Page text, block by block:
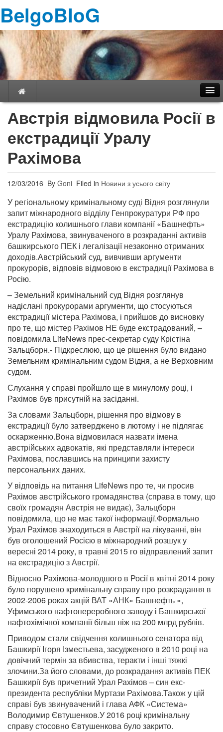
BelgoBloG
Навігація
Австрія відмовила Росії в
екстрадиції Уралу
Рахімова
12/03/2016 By Goni Filed in Новини з усього світу
У регіональному кримінальному суді Відня розглянули
запит міжнародного відділу Генпрокуратури РФ про
екстрадицію колишнього глави компанії «Башнефть»
Уралу Рахімова, звинуваченого в розкраданні активів
башкирського ПЕК і легалізації незаконно отриманих
доходів.Австрійський суд, вивчивши аргументи
прокурорів, відповів відмовою в екстрадиції Рахімова в
Росію.
– Земельний кримінальний суд Відня розглянув
надіслані прокурорами аргументи, що стосуються
екстрадиції містера Рахімова, і прийшов до висновку
про те, що містер Рахімов НЕ буде екстрадований, –
повідомила LifeNews прес-секретар суду Крістіна
Зальцборн.- Підкреслюю, що це рішення було видано
Земельним кримінальним судом Відня, а не Верховним
судом.
Слухання у справі пройшло ще в минулому році, і
Рахімов був присутній на засіданні.
За словами Зальцборн, рішення про відмову в
екстрадиції було затверджено в лютому і не підлягає
оскарженню.Вона відмовилася назвати імена
австрійських адвокатів, які представляли інтереси
Рахімова, пославшись на принципи захисту
персональних даних.
У відповідь на питання LifeNews про те, чи просив
Рахімов австрійського громадянства (справа в тому, що
своїх громадян Австрія не видає), Зальцборн
повідомила, що не має такої інформації.Формально
Урал Рахімов знаходиться в Австрії на лікуванні, він
був оголошений Росією в міжнародний розшук у
вересні 2014 року, в травні 2015 го відправлений запит
на екстрадицію з Австрії.
Відносно Рахімова-молодшого в Росії в квітні 2014 року
було порушено кримінальну справу про розкрадання в
2002-2006 роках акцій ВАТ «АНК« Башнефть »,
Уфимського нафтопереробного заводу і Башкирської
нафтохімічної компанії більш ніж на 200 млрд рублів.
Приводом стали свідчення колишнього сенатора від
Башкирії Ігоря Ізместьева, засудженого в 2010 році на
довічний термін за вбивства, теракти і інші тяжкі
злочини.За його словами, до розкрадання активів ПЕК
Башкирії був причетний Урал Рахімов – син екс-
президента республіки Муртази Рахімова.Також у цій
справі був звинувачений і глава АФК «Система»
Володимир Євтушенков.У 2016 році кримінальну
справу стосовно Євтушенкова було закрито.